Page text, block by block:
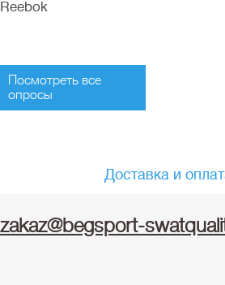
Reebok
Посмотреть все
опросы
Доставка и
zakaz@begsport-